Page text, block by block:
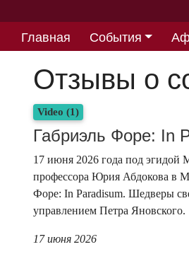
Главная События
Отзывы о
Video (1)
Габриэль Форе: In
17 июня 2026 года под эгидой
профессора Юрия Абдокова в
Форе: In Paradisum. Шедверы
управлением Петра Яновского.
17 июня 2026